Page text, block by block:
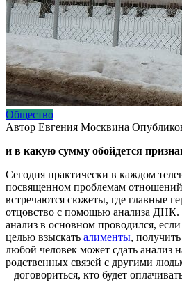
Общество
Автор Евгения Москвина
и в какую сумму обойдется
Сегодня практически в каждом
посвященном проблемам
встречаются сюжеты, где главные
отцовство с помощью анализа ДНК.
анализ в основном проводился, если
целью взыскать алименты,
любой человек может сдать анализ
родственных связей с другими
– договориться, кто будет